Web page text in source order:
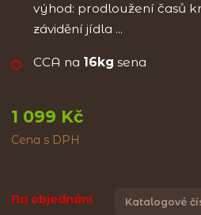
výhod: prodloužení časů
závidění jídla ...
CCA na 16kg sena
1 099 Kč
Cena s DPH
Na objednání Katalogové